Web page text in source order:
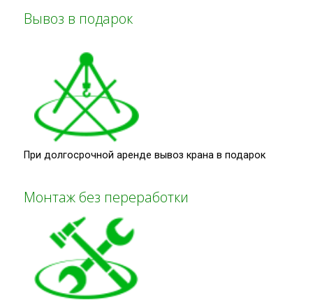
Вывоз в подарок
При долгосрочной аренде вывоз крана в подарок
Монтаж без переработки